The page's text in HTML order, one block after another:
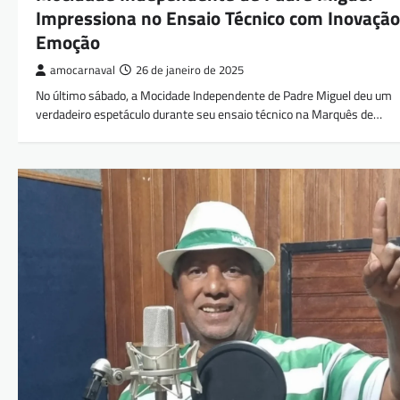
Impressiona no Ensaio Técnico com
Emoção
amocarnaval 26 de janeiro de 2025
No último sábado, a Mocidade Independente de Padre Miguel deu um
verdadeiro espetáculo durante seu ensaio técnico na Marquês de…